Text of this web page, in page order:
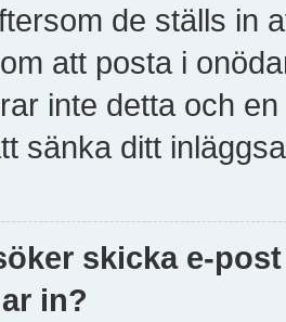
de ställs in
att posta i
inte detta och
sänka ditt
skicka e-
in?